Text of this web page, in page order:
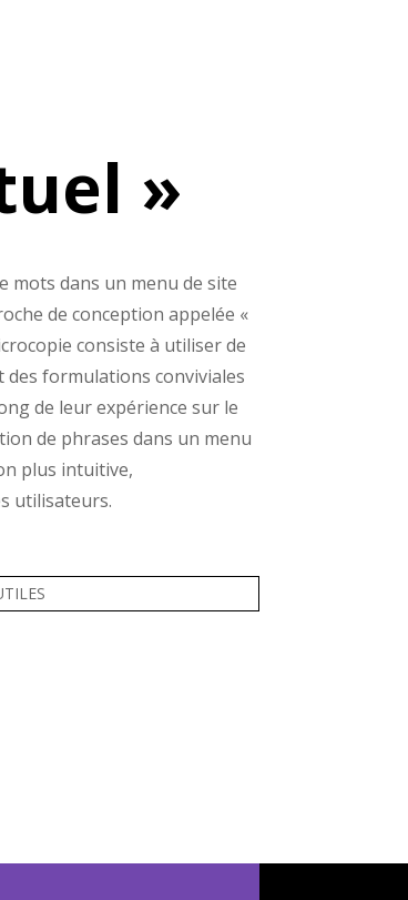
»
mots dans un menu de site
de conception appelée «
consiste à utiliser de
des formulations conviviales
de leur expérience sur le
de phrases dans un menu
plus intuitive,
utilisateurs.